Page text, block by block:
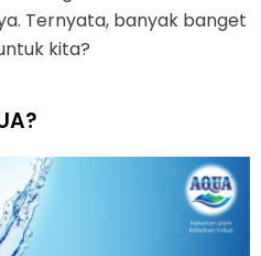
Ternyata, banyak banget
kita?